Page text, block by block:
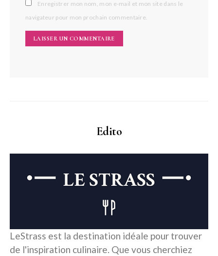
Enregistrer mon nom, mon e-mail et mon site dans le
navigateur pour mon prochain commentaire.
Edito
LeStrass est la destination idéale pour trouver
de l'inspiration culinaire. Que vous cherchiez